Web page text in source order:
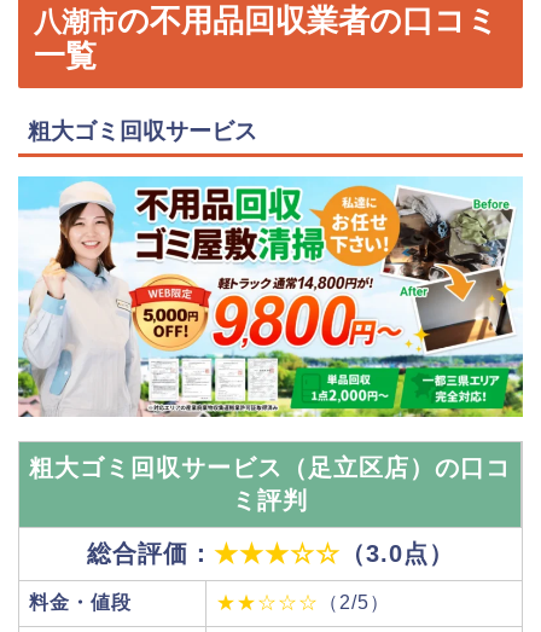
八潮市の不用品回収業者の口コミ
一覧
粗大ゴミ回収サービス
粗大ゴミ回収サービス（足立区店）の口コ
ミ評判
総合評価： ★★★☆☆ （3.0点）
料金・値段 ★★☆☆☆ （2/5）